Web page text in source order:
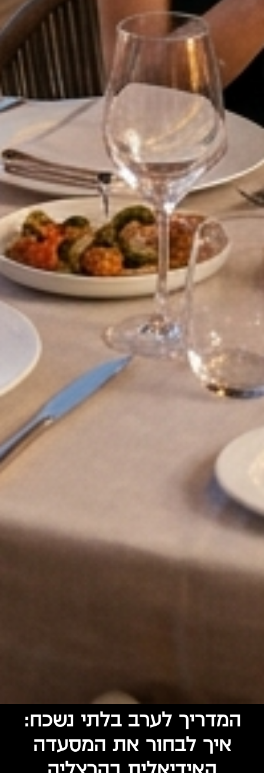
המדריך לערב בלתי נשכח:
איך לבחור את המסעדה